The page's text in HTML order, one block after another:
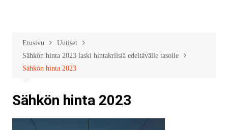
Etusivu
Uutiset
Sähkön hinta 2023 laski hintakriisiä edeltävälle tasolle
Sähkön hinta 2023
Sähkön hinta 2023